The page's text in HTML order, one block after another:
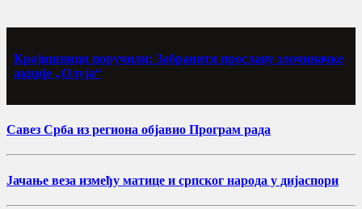
Крајишници поручили: Забранити прославу злочиначке
акције „Олуја“
Савез Срба из региона објавио Програм рада
Јачање веза између матице и српског народа у дијаспори